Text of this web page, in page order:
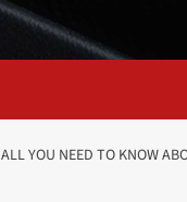
ALL YOU NEED TO KNOW